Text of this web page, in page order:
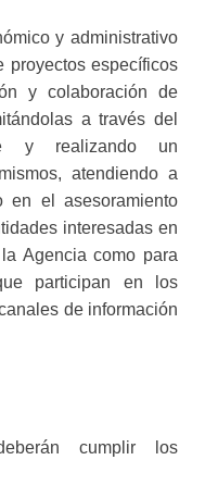
y administrativo
proyectos específicos
y colaboración de
a través del
y realizando un
atendiendo a
en el asesoramiento
interesadas en
Agencia como para
participan en los
de información
cumplir los